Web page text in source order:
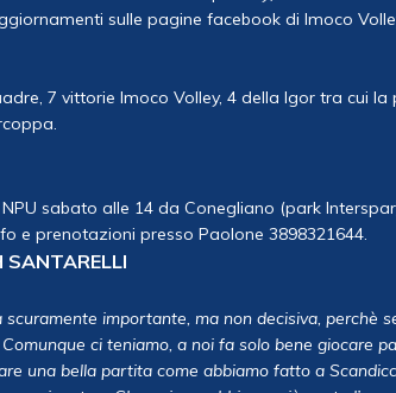
sulle pagine facebook di Imoco
7 vittorie Imoco Volley, 4 della Igor tra cui la
sabato alle 14 da Conegliano (park
e prenotazioni presso Paolone 3898321644.
SANTARELLI
scuramente importante, ma non decisiva, perchè
Comunque ci teniamo, a noi fa solo bene giocare
una bella partita come abbiamo fatto a